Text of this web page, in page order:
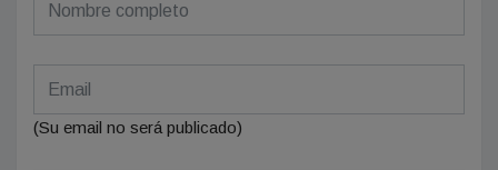
(Su email no será publicado)